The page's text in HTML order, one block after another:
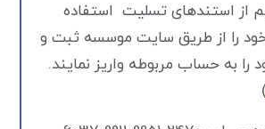
از استندهای تسلیت استفاده
را از طریق سایت موسسه ثبت و
را به حساب مربوطه واریز نمایند.
)